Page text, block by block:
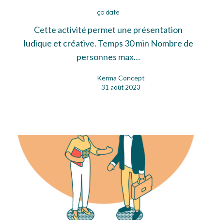
date
ça date
Cette activité permet une présentation
ludique et créative. Temps 30 min Nombre de
personnes max…
Kerma Concept
31 août 2023